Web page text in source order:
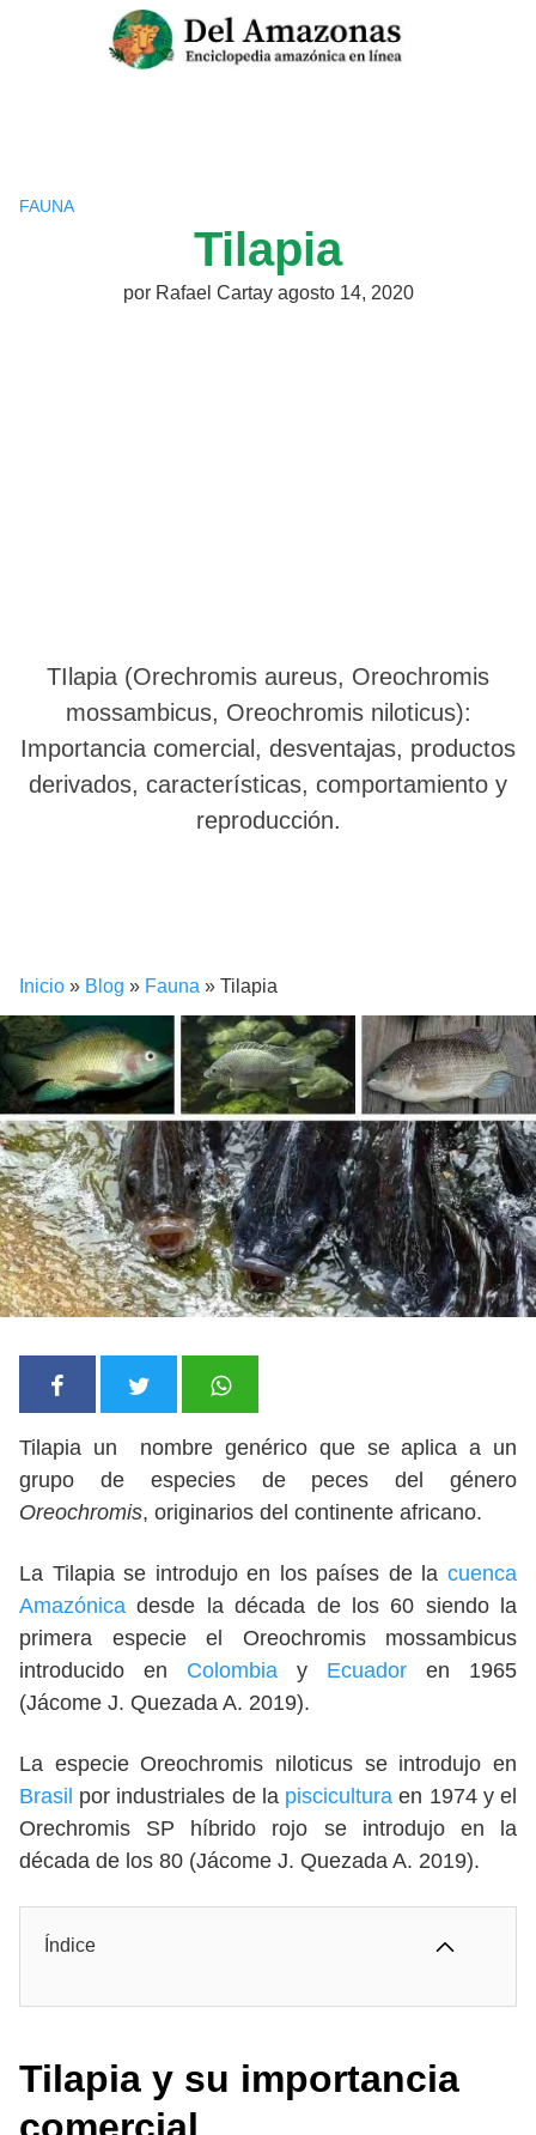
FAUNA
Tilapia
por Rafael Cartay agosto 14, 2020
TIlapia (Orechromis aureus, Oreochromis
mossambicus, Oreochromis niloticus):
Importancia comercial, desventajas, productos
derivados, características, comportamiento y
reproducción.
Inicio » Blog » Fauna » Tilapia
Tilapia un nombre genérico que se aplica a un
grupo de especies de peces del género
Oreochromis, originarios del continente africano.
La Tilapia se introdujo en los países de la cuenca
Amazónica desde la década de los 60 siendo la
primera especie el Oreochromis mossambicus
introducido en Colombia y Ecuador en 1965
(Jácome J. Quezada A. 2019).
La especie Oreochromis niloticus se introdujo en
Brasil por industriales de la piscicultura en 1974 y el
Orechromis SP híbrido rojo se introdujo en la
década de los 80 (Jácome J. Quezada A. 2019).
Índice
Tilapia y su importancia